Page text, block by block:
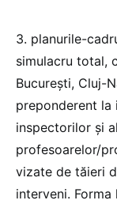
3. planurile-
simulacru total,
București, Cluj-
preponderent
inspectorilor și
profesoarelor/
vizate de tăieri
interveni.